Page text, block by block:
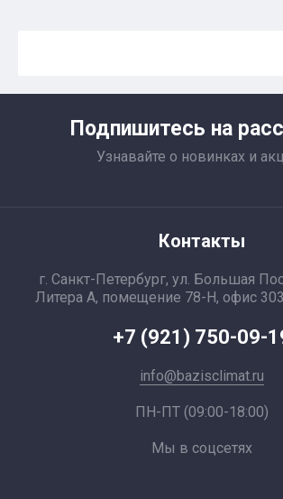
Подпишитесь на
Узнавайте о новинках и
Контакты
г. Санкт-Петербург, ул. Большая
Литера А, помещение 78-Н, офис
+7 (921) 750-09-
info@bazisclimat.ru
ПН-ПТ (09:00-18:00)
Мы в соцсетях